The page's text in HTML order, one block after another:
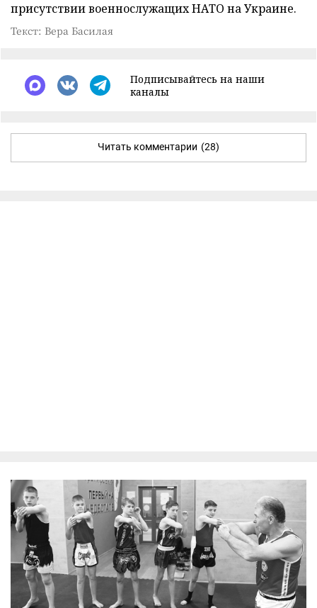
присутствии военнослужащих НАТО на Украине.
Текст: Вера Басилая
Подписывайтесь на наши
каналы
Читать комментарии (28)